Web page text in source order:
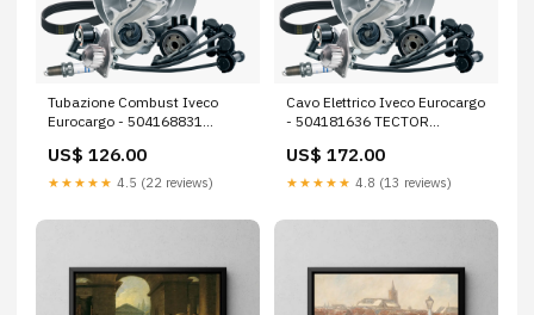
Tubazione Combust Iveco
Eurocargo - 504168831
(1991-->2002)
US$ 126.00
★★★★★ 4.5 (22 reviews)
Cavo Elettrico Iveco Eurocargo
- 504181636 TECTOR
US$ 172.00
★★★★★ 4.8 (13 reviews)